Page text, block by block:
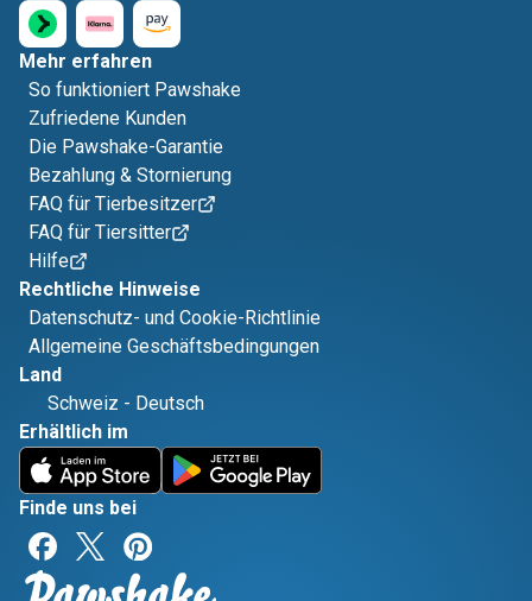
Mehr erfahren
So funktioniert Pawshake
Zufriedene Kunden
Die Pawshake-Garantie
Bezahlung & Stornierung
FAQ für Tierbesitzer
FAQ für Tiersitter
Hilfe
Rechtliche Hinweise
Datenschutz- und Cookie-Richtlinie
Allgemeine Geschäftsbedingungen
Land
Schweiz - Deutsch
Erhältlich im
Finde uns bei